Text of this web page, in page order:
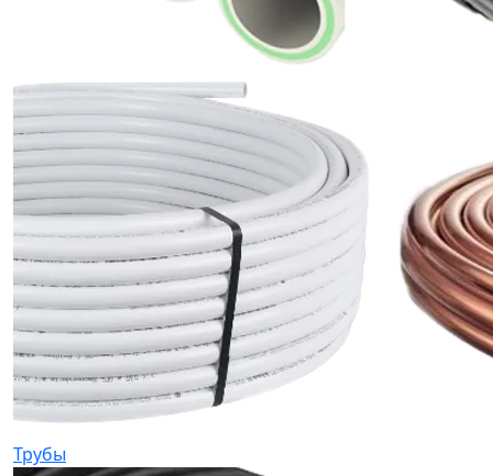
Трубы